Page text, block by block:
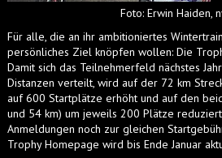
Foto: Erwin Haiden,
Für alle, die an ihr ambitioniertes
persönliches Ziel knöpfen wollen: Die
Damit sich das Teilnehmerfeld nächstes
Distanzen verteilt, wird auf der 72 km
auf 600 Startplätze erhöht und auf den
und 54 km) um jeweils 200 Plätze
Anmeldungen noch zur gleichen
Trophy Homepage wird bis Ende Januar